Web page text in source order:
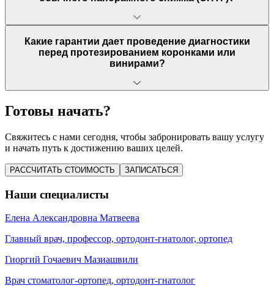
Какие гарантии дает проведение диагностики
перед протезированием коронками или
винирами?
Готовы начать?
Свяжитесь с нами сегодня, чтобы забронировать вашу услугу
и начать путь к достижению ваших целей.
РАССЧИТАТЬ СТОИМОСТЬ ЗАПИСАТЬСЯ
Наши специалисты
Елена Александровна Матвеева
Главный врач, профессор, ортодонт-гнатолог, ортопед
Гиоргий Гочаевич Мазиашвили
Врач стоматолог-ортопед, ортодонт-гнатолог